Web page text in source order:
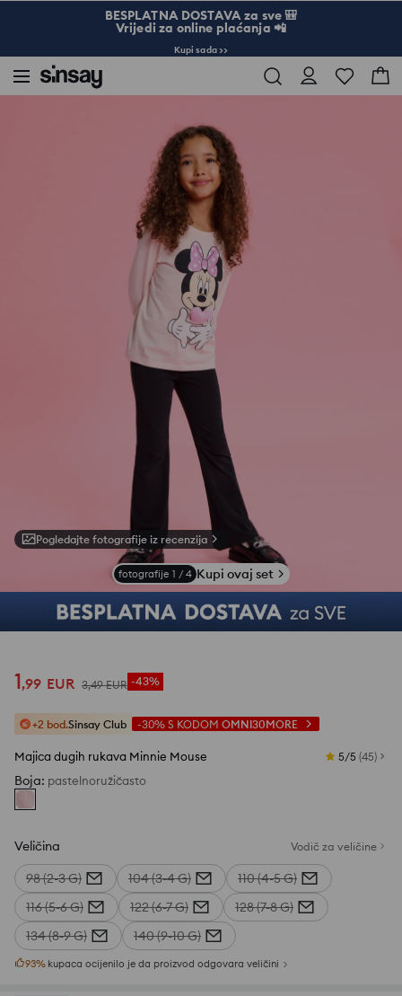
BESPLATNA DOSTAVA za sve 🎒
Vrijedi za online plaćanja 📲
Kupi sada >>
Pogledajte fotografije iz recenzija
fotografije 1 / 4 Kupi ovaj set
1,99 EUR 3,49 EUR -43%
+2 bod.Sinsay Club -30% S KODOM OMNI30MORE
Majica dugih rukava Minnie Mouse 5/5 (45)
Boja: pastelnoružičasto
Veličina Vodič za veličine
98 (2-3 G) 104 (3-4 G)
110 (4-5 G)
116 (5-6 G)
122 (6-7 G)
128 (7-8 G)
134 (8-9 G)
140 (9-10 G)
93% kupaca ocijenilo je da proizvod odgovara veličini